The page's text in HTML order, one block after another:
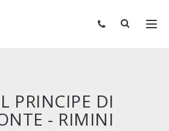
PRINCIPE DI
- RIMINI